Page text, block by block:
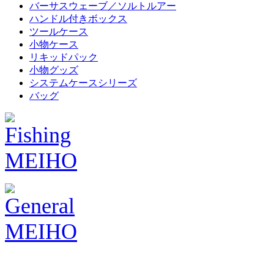
バーサスウェーブ／ソルトルアー
ハンドル付きボックス
ツールケース
小物ケース
リキッドパック
小物グッズ
システムケースシリーズ
バッグ